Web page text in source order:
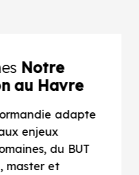
Notre
au Havre
adapte
enjeux
du BUT
master et